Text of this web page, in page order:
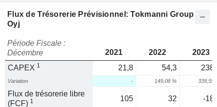
Flux de Trésorerie Prévisionnel: Tokmanni Group
Oyj
Période Fiscale :
Décembre
2021 2022
2023
CAPEX 1 21,8 54,3
Variation - 149,08 % 339,59
Flux de trésorerie libre
(FCF) 1 105 32 -